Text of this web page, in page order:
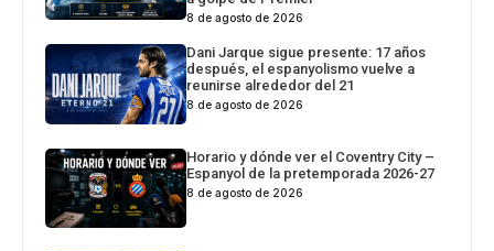
8 de agosto de 2026
Dani Jarque sigue presente: 17 años
después, el espanyolismo vuelve a
reunirse alrededor del 21
8 de agosto de 2026
Horario y dónde ver el Coventry City –
Espanyol de la pretemporada 2026-27
8 de agosto de 2026